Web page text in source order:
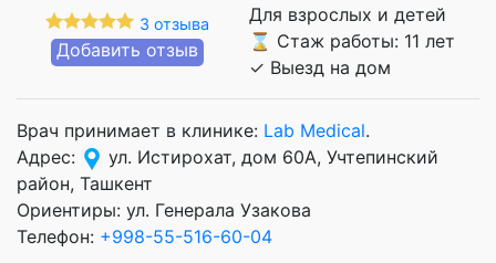
3 отзыва
Добавить отзыв
Для взрослых и детей
⌛ Стаж работы: 11 лет
✓ Выезд на дом
Врач принимает в клинике: Lab Medical.
Адрес:
ул. Истирохат, дом 60А, Учтепинский
район, Ташкент
Ориентиры: ул. Генерала Узакова
Телефон: +998-55-516-60-04